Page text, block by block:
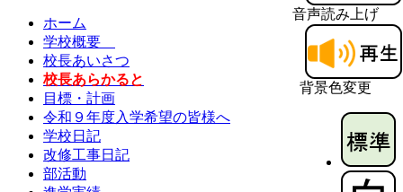
音声読み上げ
背景色変更
ホーム
学校概要
校長あいさつ
校長あらかると
目標・計画
令和９年度入学希望の皆様へ
学校日記
改修工事日記
部活動